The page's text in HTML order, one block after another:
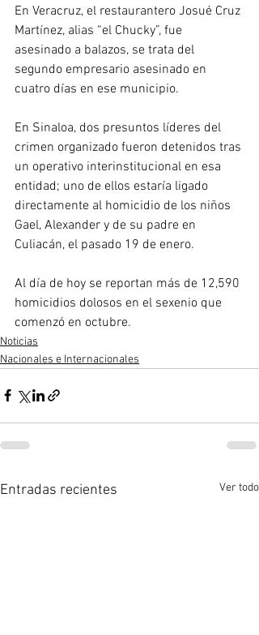
En Veracruz, el restaurantero Josué Cruz
Martínez, alias “el Chucky”, fue
asesinado a balazos, se trata del
segundo empresario asesinado en
cuatro días en ese municipio.
En Sinaloa, dos presuntos líderes del
crimen organizado fueron detenidos tras
un operativo interinstitucional en esa
entidad; uno de ellos estaría ligado
directamente al homicidio de los niños
Gael, Alexander y de su padre en
Culiacán, el pasado 19 de enero.
Al día de hoy se reportan más de 12,590
homicidios dolosos en el sexenio que
comenzó en octubre.
Noticias
Nacionales e Internacionales
Entradas recientes Ver todo